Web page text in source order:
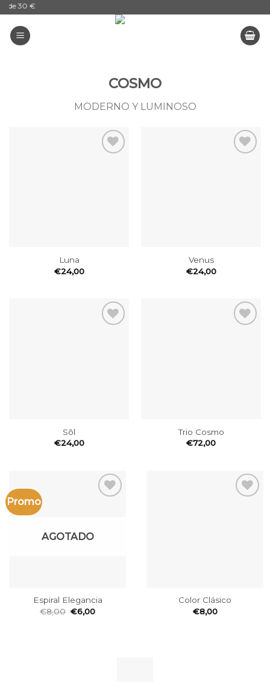
Skip
content
30 €
COSMO
MODERNO Y LUMINOSO
Luna
€24,00
Venus
€24,00
Sōl
€24,00
Trio Cosmo
€72,00
Promo
wishlist
AGOTADO
Espiral Elegancia
€8,00 €6,00
Color Clásico
€8,00